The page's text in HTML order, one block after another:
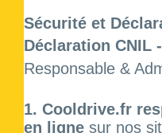
Sécurité et
Déclaration CNIL -
Responsable &
1. Cooldrive.fr
en ligne sur nos